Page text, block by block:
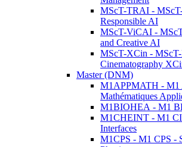
MScT-TRAI -
Responsible AI
MScT-ViCAI -
and Creative AI
MScT-XCin - MScT-
Cinematography
Master (DNM)
M1APPMATH - M1
Mathématiques
M1BIOHEA - M1
M1CHEINT - M1
Interfaces
M1CPS - M1 CPS -